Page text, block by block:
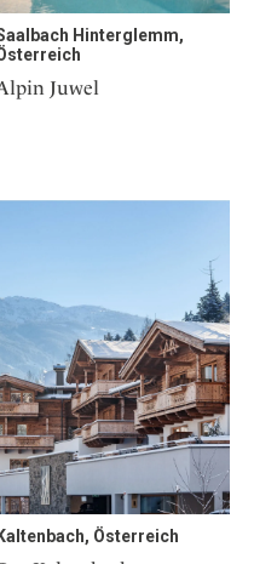
Hinterglemm,
Juwel
Kaltenbach, Österreich